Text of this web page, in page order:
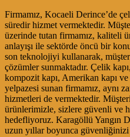
Firmamız, Kocaeli Derince’de
süredir hizmet vermektedir.
üzerinde tutan firmamız, kaliteli
anlayışı ile sektörde öncü bir
son teknolojiyi kullanarak,
çözümler sunmaktadır. Çelik
kompozit kapı, Amerikan kapı
yelpazesi sunan firmamız, aynı
hizmetleri de vermektedir.
ürünlerimizle, sizlere güvenli ve
hedefliyoruz. Karagöllü Yangın
uzun yıllar boyunca